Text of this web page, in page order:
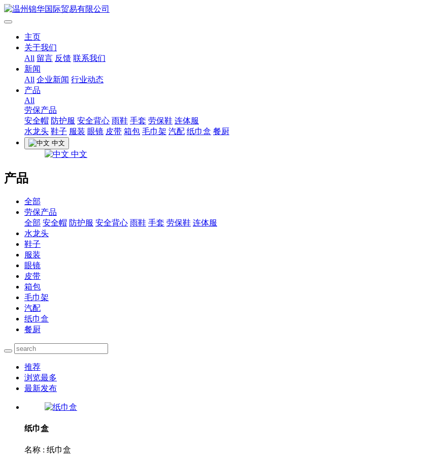
主页
关于我们
All 留言 反馈 联系我们
新闻
All 企业新闻 行业动态
产品
All
劳保产品
安全帽 防护服 安全背心 雨鞋 手套 劳保鞋 连体服
水龙头 鞋子 服装 眼镜 皮带 箱包 毛巾架 汽配 纸巾盒 餐厨
中文
中文
产品
全部
劳保产品
全部 安全帽 防护服 安全背心 雨鞋 手套 劳保鞋 连体服
水龙头
鞋子
服装
眼镜
皮带
箱包
毛巾架
汽配
纸巾盒
餐厨
推荐
浏览最多
最新发布
纸巾盒
名称 : 纸巾盒